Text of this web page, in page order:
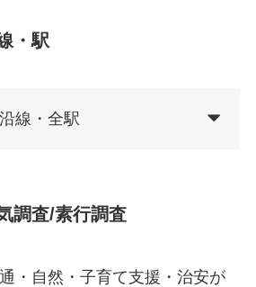
・駅
線・全駅
調査/素行調査
・自然・子育て支援・治安が